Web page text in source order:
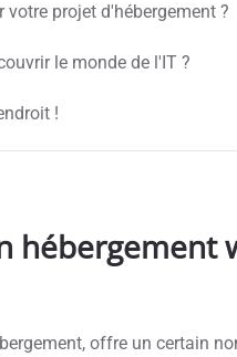
projet d'hébergement ?
le monde de l'IT ?
!
hébergement
offre un certain